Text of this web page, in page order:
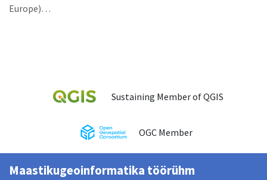
Europe)…
Sustaining Member of QGIS
OGC Member
Maastikugeoinformatika töörühm